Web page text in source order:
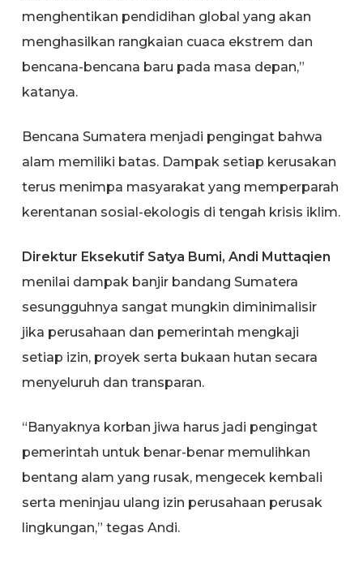
menghentikan pendidihan global yang akan
menghasilkan rangkaian cuaca ekstrem dan
bencana-bencana baru pada masa depan,”
katanya.
Bencana Sumatera menjadi pengingat bahwa
alam memiliki batas. Dampak setiap kerusakan
terus menimpa masyarakat yang memperparah
kerentanan sosial-ekologis di tengah krisis iklim.
Direktur Eksekutif Satya Bumi, Andi Muttaqien
menilai dampak banjir bandang Sumatera
sesungguhnya sangat mungkin diminimalisir
jika perusahaan dan pemerintah mengkaji
setiap izin, proyek serta bukaan hutan secara
menyeluruh dan transparan.
“Banyaknya korban jiwa harus jadi pengingat
pemerintah untuk benar-benar memulihkan
bentang alam yang rusak, mengecek kembali
serta meninjau ulang izin perusahaan perusak
lingkungan,” tegas Andi.